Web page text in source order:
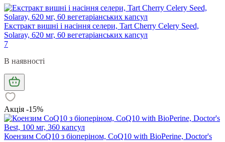
Екстракт вишні і насіння селери, Tart Cherry Celery Seed,
Solaray, 620 мг, 60 вегетаріанських капсул
7
В наявності
Акція -15%
Коензим CoQ10 з біоперіном, CoQ10 with BioPerine, Doctor's